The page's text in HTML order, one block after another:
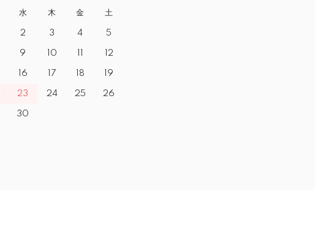
水 木 金 土
2 3 4 5
9 10 12
16 17 18 19
23 24 25 26
30